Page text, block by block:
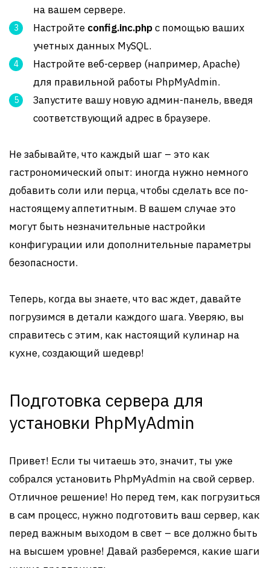
на вашем сервере.
Настройте config.inc.phpс помощью ваших
учетных данных MySQL.
Настройте веб-сервер (например, Apache)
для правильной работы PhpMyAdmin.
Запустите вашу новую админ-панель, введя
соответствующий адрес в браузере.
Не забывайте, что каждый шаг – это как
гастрономический опыт: иногда нужно немного
добавить соли или перца, чтобы сделать все по-
настоящему аппетитным. В вашем случае это
могут быть незначительные настройки
конфигурации или дополнительные параметры
безопасности.
Теперь, когда вы знаете, что вас ждет, давайте
погрузимся в детали каждого шага. Уверяю, вы
справитесь с этим, как настоящий кулинар на
кухне, создающий шедевр!
Подготовка сервера для
установки PhpMyAdmin
Привет! Если ты читаешь это, значит, ты уже
собрался установить PhpMyAdmin на свой сервер.
Отличное решение! Но перед тем, как погрузиться
в сам процесс, нужно подготовить ваш сервер, как
перед важным выходом в свет – все должно быть
на высшем уровне! Давай разберемся, какие шаги